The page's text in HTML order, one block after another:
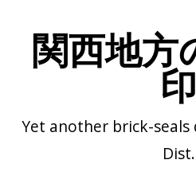
関西地方
印
Yet another brick-seals
Dist.